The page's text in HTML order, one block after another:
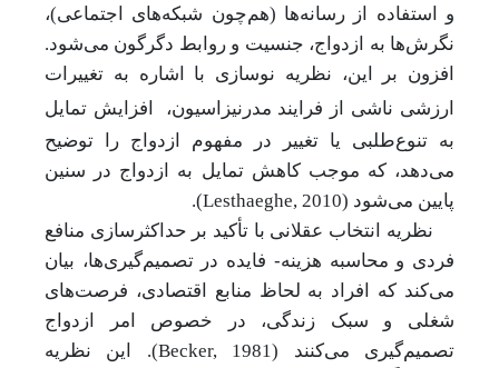
و استفاده از رسانه‌ها (هم‌چون شبکه‌های اجتماعی)،
نگرش‌ها به ازدواج، جنسیت و روابط دگرگون می‌شود.
افزون بر این، نظریه نوسازی با اشاره به تغییرات
ارزشی ناشی از فرایند مدرنیزاسیون،
افزایش تمایل
به تنوع‌طلبی یا تغییر در مفهوم ازدواج را توضیح
می‌دهد، که موجب کاهش تمایل به ازدواج در سنین
پایین می‌شود (Lesthaeghe, 2010
).
نظریه انتخاب عقلانی با تأکید بر حداکثرسازی منافع
فردی و محاسبه هزینه- فایده در تصمیم‌گیری‌ها، بیان
می‌کند که افراد به لحاظ منابع اقتصادی، فرصت‌های
شغلی و سبک زندگی، در خصوص امر ازدواج
تصمیم‌گیری می‌کنند (Becker, 1981). این نظریه